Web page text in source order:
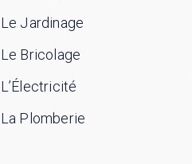
Le Jardinage
Le Bricolage
L’Électricité
La Plomberie